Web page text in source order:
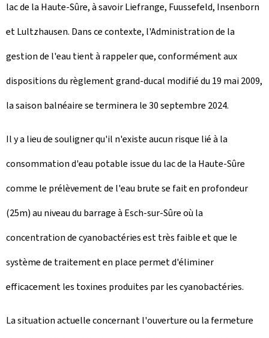
lac de la Haute-Sûre, à savoir Liefrange, Fuussefeld, Insenborn
et Lultzhausen. Dans ce contexte, l'Administration de la
gestion de l'eau tient à rappeler que, conformément aux
dispositions du règlement grand-ducal modifié du 19 mai 2009,
la saison balnéaire se terminera le 30 septembre 2024.
Il y a lieu de souligner qu'il n'existe aucun risque lié à la
consommation d'eau potable issue du lac de la Haute-Sûre
comme le prélèvement de l'eau brute se fait en profondeur
(25m) au niveau du barrage à Esch-sur-Sûre où la
concentration de cyanobactéries est très faible et que le
système de traitement en place permet d'éliminer
efficacement les toxines produites par les cyanobactéries.
La situation actuelle concernant l'ouverture ou la fermeture